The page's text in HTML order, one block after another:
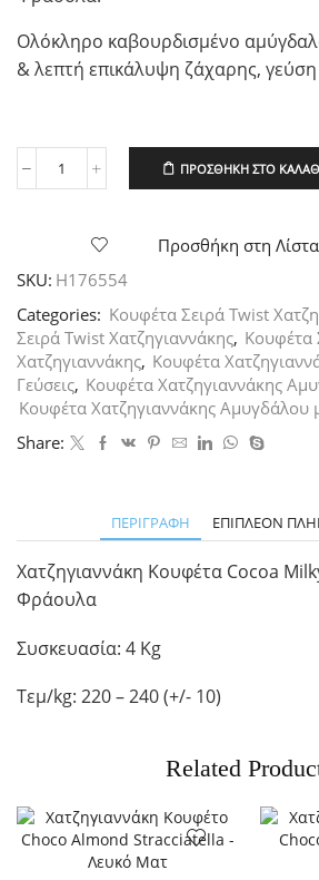
Ολόκληρο καβουρδισμένο
& λεπτή επικάλυψη ζάχαρης,
Χατζηγιαννάκη
Milky
Twist
Φράουλα,
4
Kg
ποσότητα
ΠΡΟΣΘΉΚΗ ΣΤΟ
Προσθήκη στη
SKU: H176554
Categories: Κουφέτα Σειρά Twist
Σειρά Twist Χατζηγιαννάκης, Κουφέτα
Χατζηγιαννάκης, Κουφέτα
Γεύσεις, Κουφέτα Χατζηγιαννάκης
Κουφέτα Χατζηγιαννάκης Αμυγδάλου
Share:
ΠΕΡΙΓΡΑΦΉ ΕΠΙΠΛΈΟΝ
Χατζηγιαννάκη Κουφέτα Cocoa
Φράουλα
Συσκευασία: 4 Kg
Τεμ/kg: 220 – 240 (+/- 10)
Related